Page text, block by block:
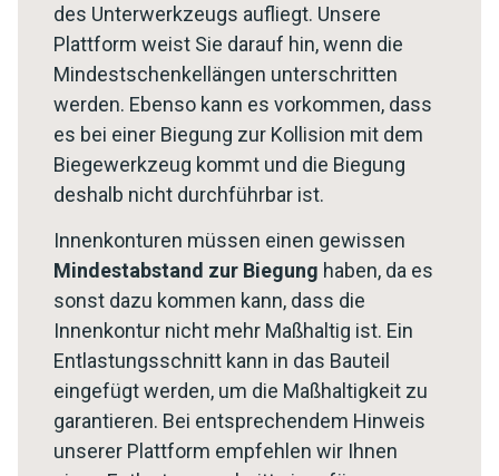
des Unterwerkzeugs aufliegt. Unsere
Plattform weist Sie darauf hin, wenn die
Mindestschenkellängen unterschritten
werden. Ebenso kann es vorkommen, dass
es bei einer Biegung zur Kollision mit dem
Biegewerkzeug kommt und die Biegung
deshalb nicht durchführbar ist.
Innenkonturen müssen einen gewissen
Mindestabstand zur Biegung haben, da es
sonst dazu kommen kann, dass die
Innenkontur nicht mehr Maßhaltig ist. Ein
Entlastungsschnitt kann in das Bauteil
eingefügt werden, um die Maßhaltigkeit zu
garantieren. Bei entsprechendem Hinweis
unserer Plattform empfehlen wir Ihnen